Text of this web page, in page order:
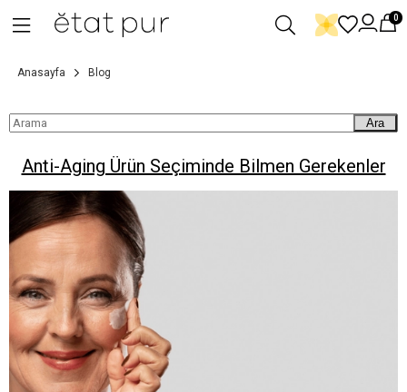
0
Anasayfa Blog
Ara
Anti-Aging Ürün Seçiminde Bilmen Gerekenler